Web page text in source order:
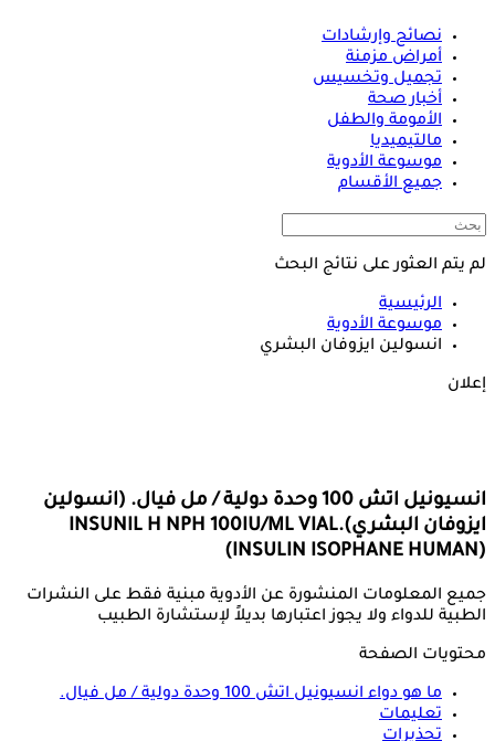
نصائح وإرشادات
أمراض مزمنة
تجميل وتخسيس
أخبار صحة
الأمومة والطفل
مالتيميديا
موسوعة الأدوية
جميع الأقسام
لم يتم العثور على نتائج البحث
الرئيسية
موسوعة الأدوية
انسولين ايزوفان البشري
إعلان
انسيونيل اتش 100 وحدة دولية / مل فيال. (انسولين
ايزوفان البشري)INSUNIL H NPH 100IU/ML VIAL.
(INSULIN ISOPHANE HUMAN)
جميع المعلومات المنشورة عن الأدوية مبنية فقط على النشرات
الطبية للدواء ولا يجوز اعتبارها بديلاً لإستشارة الطبيب
محتويات الصفحة
ما هو دواءانسيونيل اتش 100 وحدة دولية / مل فيال.
تعليمات
تحذيرات